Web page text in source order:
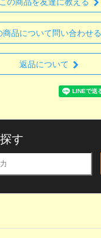
商品について問い合わせる
返品について
す